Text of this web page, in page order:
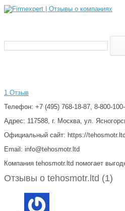
1 Отзыв
Телефон: +7 (495) 768-18-87, 8-800-
Адрес: 117588, г. Москва, ул.
Официальный сайт: https://
Email: info@tehosmotr.ltd
Компания tehosmotr.ltd помогает
Отзывы о tehosmotr.ltd (1)